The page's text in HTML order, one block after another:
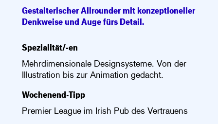
Gestalterischer Allrounder mit konzeptioneller
Denkweise und Auge fürs Detail.
Spezialität/-en
Mehrdimensionale Designsysteme. Von der
Illustration bis zur Animation gedacht.
Wochenend-Tipp
Premier League im Irish Pub des Vertrauens